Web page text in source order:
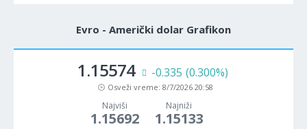
Evro - Američki dolar Grafikon
1.15574 -0.335 (0.300%)
Osveži vreme: 8/7/2026 20:58
Najviši
1.15692
Najniži
1.15133